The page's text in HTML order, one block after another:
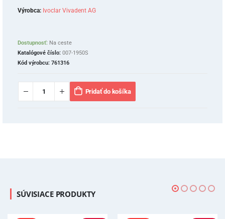
Výrobca: Ivoclar Vivadent AG
Dostupnosť: Na ceste
Katalógové číslo: 007-1950S
Kód výrobcu: 761316
Pridať do košíka
SÚVISIACE PRODUKTY